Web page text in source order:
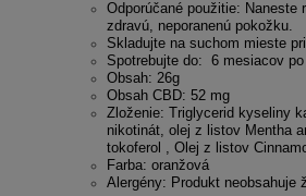
Odporúčané použitie:
zdravú, neporanenú pokožku.
Skladujte na suchom mieste
Spotrebujte do: 6 mesiacov
Obsah: 26g
Obsah CBD: 52 mg
Zloženie: Triglycerid kyseliny
nikotinát, olej z listov Mentha
tokoferol , Olej z listov
Farba: oranžová
Alergény: Produkt neobsahuje